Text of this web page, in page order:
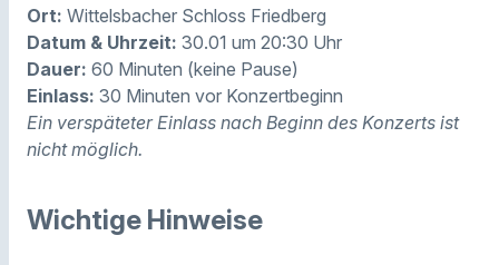
Ort: Wittelsbacher Schloss Friedberg
Datum & Uhrzeit: 30.01 um 20:30 Uhr
Dauer: 60 Minuten (keine Pause)
Einlass: 30 Minuten vor Konzertbeginn
Ein verspäteter Einlass nach Beginn des Konzerts ist
nicht möglich.
Wichtige Hinweise